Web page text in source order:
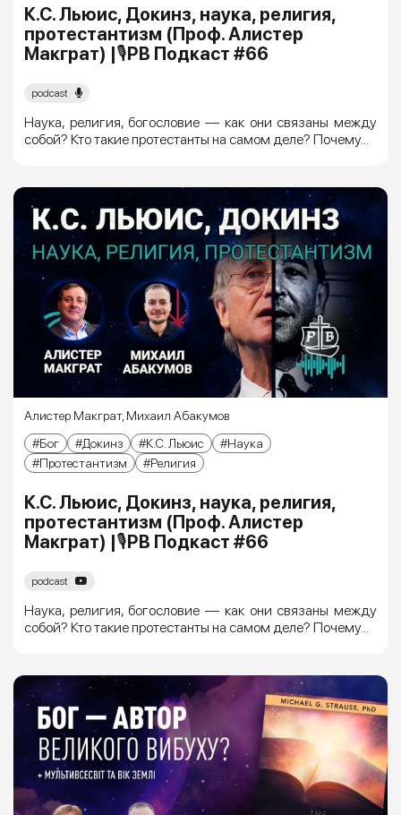
К.С. Льюис, Докинз, наука, религия,
протестантизм (Проф. Алистер
Макграт) |🎙РВ Подкаст #66
podcast
Наука, религия, богословие — как они связаны между
собой? Кто такие протестанты на самом деле? Почему...
Алистер Макграт,Михаил Абакумов
Бог
Докинз К.С. Льюис
Наука
Протестантизм
Религия
К.С. Льюис, Докинз, наука, религия,
протестантизм (Проф. Алистер
Макграт) |🎙РВ Подкаст #66
podcast
Наука, религия, богословие — как они связаны между
собой? Кто такие протестанты на самом деле? Почему...